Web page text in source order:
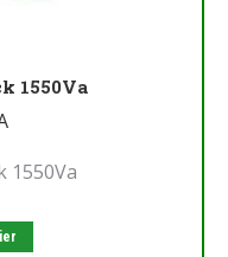
1550Va
1550Va